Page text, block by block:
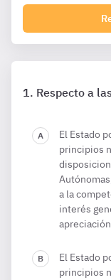
Respecto a
El Estado
principios
a la
interés
El Estado
principios